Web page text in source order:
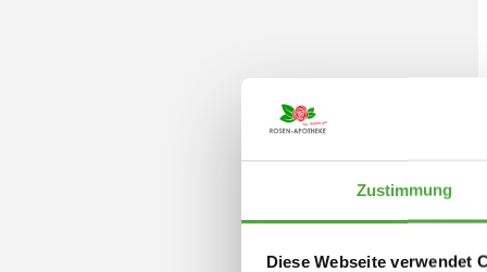
Zustimmung
Diese Webseite verwendet